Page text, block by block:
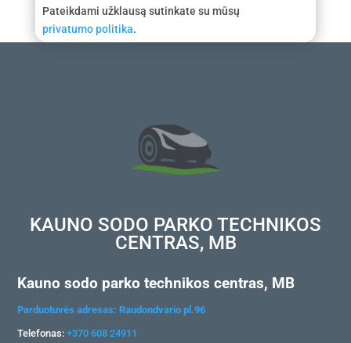
Pateikdami užklausą sutinkate su mūsų
privatumo politika.
KAUNO SODO PARKO TECHNIKOS
CENTRAS, MB
Kauno sodo parko technikos centras, MB
Parduotuvės adresas: Raudondvario pl.96
Telefonas:+370 608 24911